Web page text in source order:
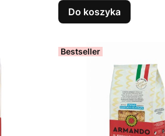
Do koszyka
Bestseller